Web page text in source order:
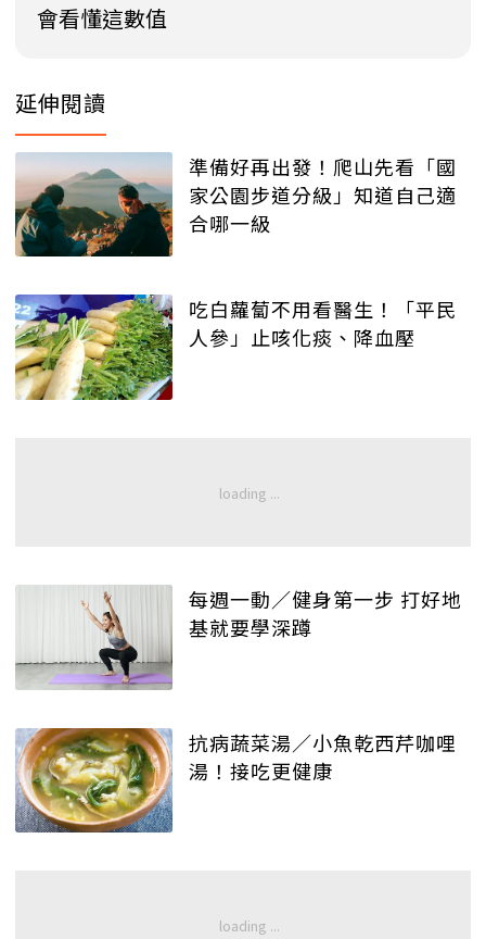
會看懂這數值
延伸閱讀
準備好再出發！爬山先看「國
家公園步道分級」知道自己適
合哪一級
吃白蘿蔔不用看醫生！「平民
人參」止咳化痰、降血壓
每週一動／健身第一步 打好地
基就要學深蹲
抗病蔬菜湯／小魚乾西芹咖哩
湯！接吃更健康